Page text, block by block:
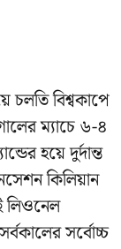
চলতি বিশ্বকাপে
ম্যাচে ৬-৪
হয়ে দুর্দান্ত
কিলিয়ান
লিওনেল
সর্বোচ্চ